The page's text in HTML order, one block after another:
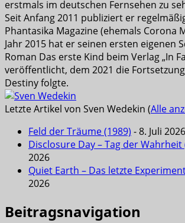
erstmals im deutschen Fernsehen zu
Seit Anfang 2011 publiziert er
Phantasika Magazine (ehemals Corona
Jahr 2015 hat er seinen ersten eigenen
Roman Das erste Kind beim Verlag „In
veröffentlicht, dem 2021 die
Destiny folgte.
Letzte Artikel von Sven Wedekin (Alle
Feld der Träume (1989) - 8. Juli 2026
Disclosure Day – Tag der Wahrheit
2026
Quiet Earth – Das letzte
2026
Beitragsnavigation